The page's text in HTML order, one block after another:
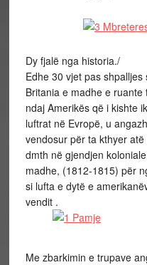
Dy fjalë nga historia./
Edhe 30 vjet pas
Britania e madhe e
ndaj Amerikës që i kishte
luftrat në Evropë, u
vendosur për ta kthyer
dmth në gjendjen
madhe, (1812-1815) për
si lufta e dytë e
vendit .
Me zbarkimin e trupave